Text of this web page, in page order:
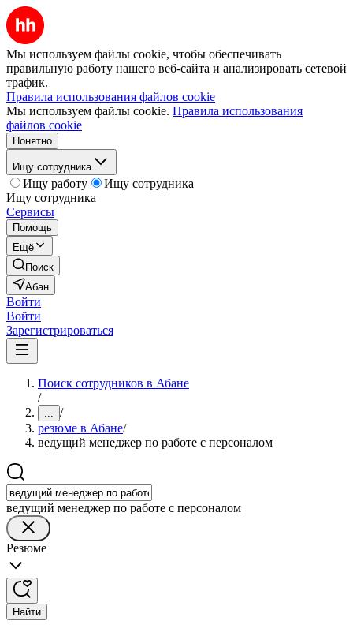
Мы используем файлы cookie, чтобы обеспечивать
правильную работу нашего веб-сайта и анализировать сетевой
трафик.
Правила использования файлов cookie
Мы используем файлы cookie. Правила использования
файлов cookie
Понятно
Ищу сотрудника
Ищу работу
Ищу сотрудника
Ищу сотрудника
Сервисы
Помощь
Ещё
Поиск
Абан
Войти
Войти
Зарегистрироваться
Поиск сотрудников в Абане
/
... /
резюме в Абане/
ведущий менеджер по работе с персоналом
ведущий менеджер по работе с персоналом
Резюме
Найти